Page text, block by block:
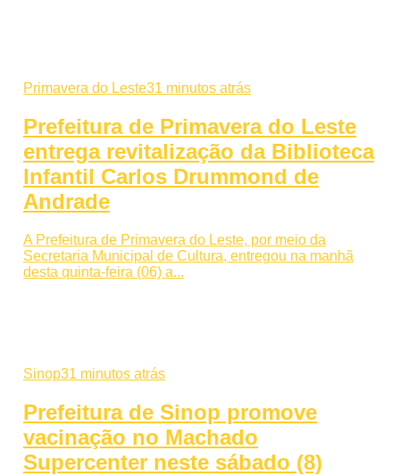
Primavera do Leste31 minutos atrás
Prefeitura de Primavera do Leste
entrega revitalização da Biblioteca
Infantil Carlos Drummond de
Andrade
A Prefeitura de Primavera do Leste, por meio da
Secretaria Municipal de Cultura, entregou na manhã
desta quinta-feira (06) a...
Sinop31 minutos atrás
Prefeitura de Sinop promove
vacinação no Machado
Supercenter neste sábado (8)